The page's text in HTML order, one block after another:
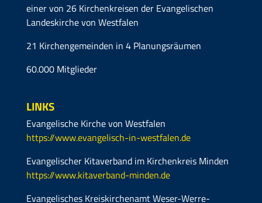
einer von 26 Kirchenkreisen der Evangelischen
Landeskirche von Westfalen
21 Kirchengemeinden in 4 Planungsräumen
60.000 Mitglieder
LINKS
Evangelische Kirche von Westfalen
https://www.evangelisch-in-westfalen.de
Evangelischer Kitaverband im Kirchenkreis Minden
https://www.kitaverband-minden.de
Evangelisches Kreiskirchenamt Weser-Werre-